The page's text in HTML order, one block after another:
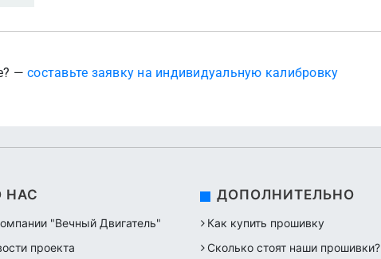
— составьте заявку на индивидуальную калибровку
НАС
"Вечный Двигатель"
проекта
ДОПОЛНИТЕЛЬНО
Как купить прошивку
Сколько стоят наши прошивки?